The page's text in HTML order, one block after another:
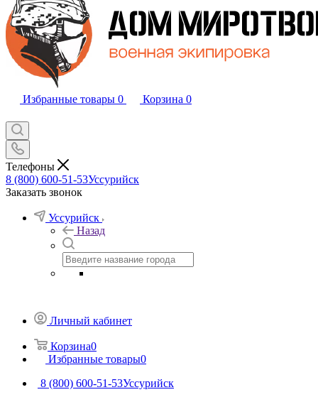
Избранные товары 0 Корзина 0
Телефоны
8 (800) 600-51-53Уссурийск
Заказать звонок
Уссурийск
Назад
Личный кабинет
Корзина0
Избранные товары0
8 (800) 600-51-53Уссурийск